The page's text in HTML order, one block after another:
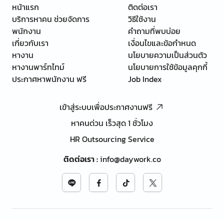
หน้าแรก
บริการหาคน ช่วยจัดการ
พนักงาน
เกี่ยวกับเรา
หางาน
หางานพาร์ทไทม์
ประกาศหาพนักงาน ฟรี
ติดต่อเรา
วิธีใช้งาน
คำถามที่พบบ่อย
เงื่อนไขและข้อกำหนด
นโยบายความเป็นส่วนตัว
นโยบายการใช้ข้อมูลคุกกี้
Job Index
เข้าสู่ระบบเพื่อประกาศงานฟรี
หาคนด่วน เร็วสุด 1 ชั่วโมง
HR Outsourcing Service
ติดต่อเรา:info@daywork.co